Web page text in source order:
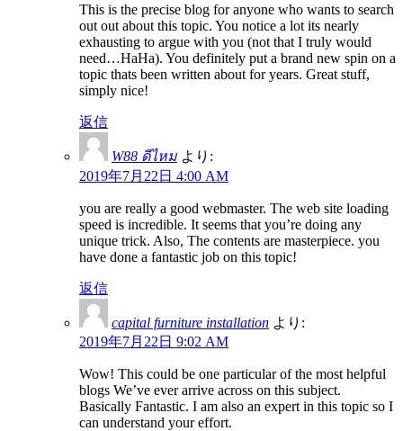
This is the precise blog for anyone who wants to search
out out about this topic. You notice a lot its nearly
exhausting to argue with you (not that I truly would
need…HaHa). You definitely put a brand new spin on a
topic thats been written about for years. Great stuff,
simply nice!
返信
W88 ดีไหม より:
2019年7月22日 4:00 AM
you are really a good webmaster. The web site loading
speed is incredible. It seems that you’re doing any
unique trick. Also, The contents are masterpiece. you
have done a fantastic job on this topic!
返信
capital furniture installation より:
2019年7月22日 9:02 AM
Wow! This could be one particular of the most helpful
blogs We’ve ever arrive across on this subject.
Basically Fantastic. I am also an expert in this topic so I
can understand your effort.